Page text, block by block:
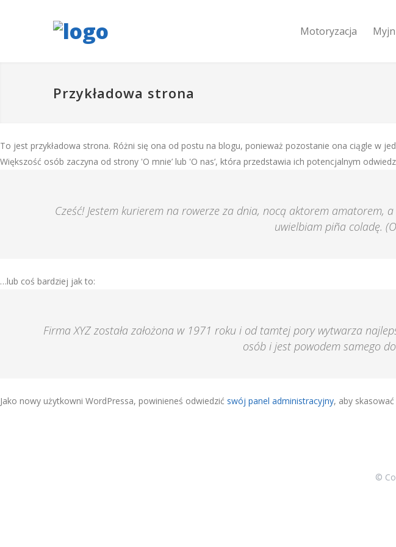
Motoryzacja
Przykładowa strona
To jest przykładowa strona. Różni się ona od postu na blogu, ponieważ pozostanie ona ciągle w
Większość osób zaczyna od strony 'O mnie’ lub 'O nas’, która przedstawia ich potencjalnym
Cześć! Jestem kurierem na rowerze za dnia, nocą aktorem amatorem,
uwielbiam piña coladę.
…lub coś bardziej jak to:
Firma XYZ została założona w 1971 roku i od tamtej pory wytwarza
osób i jest powodem samego
Jako nowy użytkowni WordPressa, powinieneś odwiedzić swój panel administracyjny, aby
©